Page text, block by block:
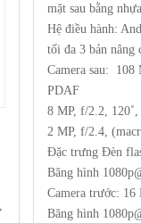
mặt sau bằng nhựa
Hệ điều hành:
tối đa 3 bản nâng
Camera sau: 108
PDAF
8 MP, f/2.2,
2 MP, f/2.4,
Đặc trưng Đèn
Băng hình
Camera trước:
Băng hình